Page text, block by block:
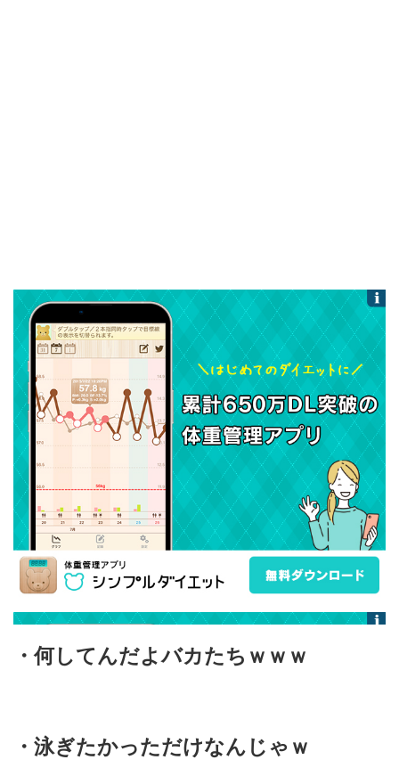
・何してんだよバカたちｗｗｗ
・泳ぎたかっただけなんじゃｗ